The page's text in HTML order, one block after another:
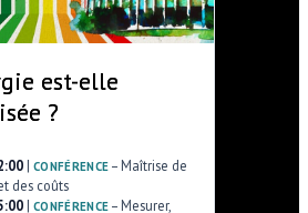
est-elle
?
| CONFÉRENCE – Maîtrise de
des coûts
| CONFÉRENCE – Mesurer,